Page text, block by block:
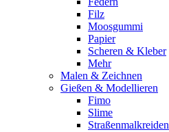
Filz
Moosgummi
Papier
Scheren & Kleber
Mehr
Malen & Zeichnen
Gießen & Modellieren
Fimo
Slime
Straßenmalkreiden